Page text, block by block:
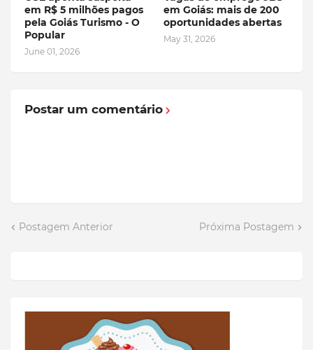
em R$ 5 milhões pagos
pela Goiás Turismo - O
Popular
June 01, 2026
em Goiás: mais de 200
oportunidades abertas
May 31, 2026
Postar um comentário
Postagem Anterior Próxima Postagem